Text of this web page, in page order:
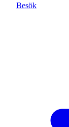
Besök